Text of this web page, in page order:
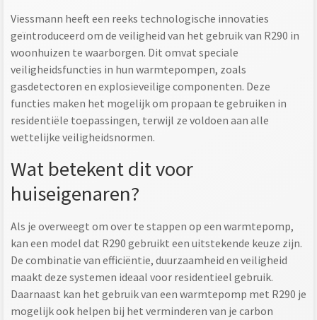
Viessmann heeft een reeks technologische innovaties
geïntroduceerd om de veiligheid van het gebruik van R290 in
woonhuizen te waarborgen. Dit omvat speciale
veiligheidsfuncties in hun warmtepompen, zoals
gasdetectoren en explosieveilige componenten. Deze
functies maken het mogelijk om propaan te gebruiken in
residentiële toepassingen, terwijl ze voldoen aan alle
wettelijke veiligheidsnormen.
Wat betekent dit voor
huiseigenaren?
Als je overweegt om over te stappen op een warmtepomp,
kan een model dat R290 gebruikt een uitstekende keuze zijn.
De combinatie van efficiëntie, duurzaamheid en veiligheid
maakt deze systemen ideaal voor residentieel gebruik.
Daarnaast kan het gebruik van een warmtepomp met R290 je
mogelijk ook helpen bij het verminderen van je carbon